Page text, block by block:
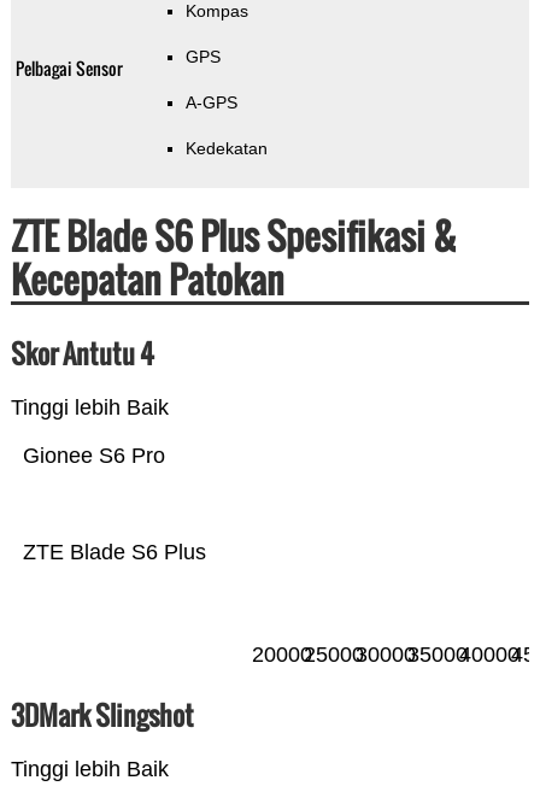
Pelbagai Sensor
Kompas
GPS
A-GPS
Kedekatan
ZTE Blade S6 Plus Spesifikasi &
Kecepatan Patokan
Skor Antutu 4
Tinggi lebih Baik
ZTE Blade S6 Plus
Gionee S6 Pro
2000025000300003500040000
3DMark Slingshot
Tinggi lebih Baik